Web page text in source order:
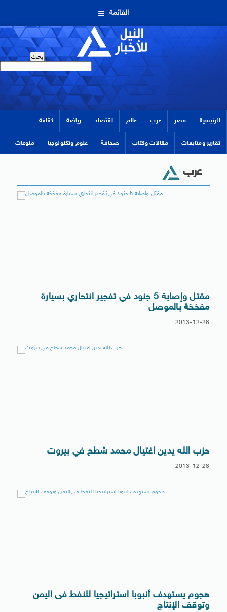
القائمة
الرئيسية مصر عرب عالم اقتصاد رياضة ثقافة
تقارير ومتابعات مقالات وكتاب صحافة علوم وتكنولوجيا منوعات
عرب
مقتل وإصابة 5 جنود في تفجير انتحاري بسيارة
مفخخة بالموصل
2013-12-28
حزب الله يدين اغتيال محمد شطح في بيروت
2013-12-28
هجوم يستهدف أنبوبا استراتيجيا للنفط فى اليمن
وتوقف الإنتاج